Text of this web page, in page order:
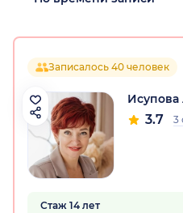
Записалось 40 человек
Исупова
3.7 3
Стаж 14 лет